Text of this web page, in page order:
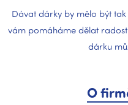
Dávat dárky by mělo být tak
vám pomáháme dělat
dárku
O